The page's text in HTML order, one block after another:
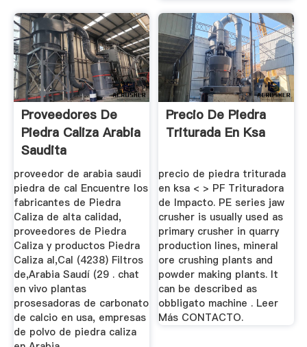
Proveedores De
Piedra Caliza Arabia
Saudita
proveedor de arabia saudi
piedra de cal Encuentre los
fabricantes de Piedra
Caliza de alta calidad,
proveedores de Piedra
Caliza y productos Piedra
Caliza al,Cal (4238) Filtros
de,Arabia Saudí (29 . chat
en vivo plantas
prosesadoras de carbonato
de calcio en usa, empresas
de polvo de piedra caliza
Precio De Piedra
Triturada En Ksa
precio de piedra triturada
en ksa < > PF Trituradora
de Impacto. PE series jaw
crusher is usually used as
primary crusher in quarry
production lines, mineral
ore crushing plants and
powder making plants. It
can be described as
obbligato machine . Leer
Más CONTACTO.